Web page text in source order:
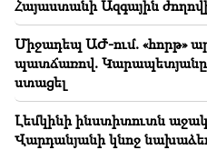
22:22
փողոցի տներից մեկում
22:00
Ջուր հավաքեք․ բազմաթիվ
լինելու
Հայաստանի Ազգային
Միջադեպ ԱԺ-ում. «հորթ»
պատճառով. Կարապետյանը
ստացել
Լեմկինի ինստիտուտն
Վարդանյանի կնոջ